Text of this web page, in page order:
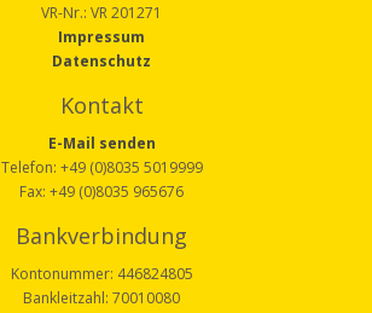
VR-Nr.: VR 201271
Impressum
Datenschutz
Kontakt
E-Mail senden
Telefon: +49 (0)8035 5019999
Fax: +49 (0)8035 965676
Bankverbindung
Kontonummer: 446824805
Bankleitzahl: 70010080